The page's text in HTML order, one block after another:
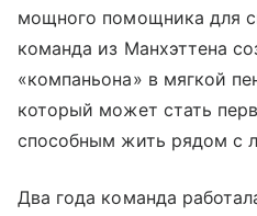
мощного помощника для
команда из Манхэттена
«компаньона» в мягкой
который может стать
способным жить рядом с
Два года команда